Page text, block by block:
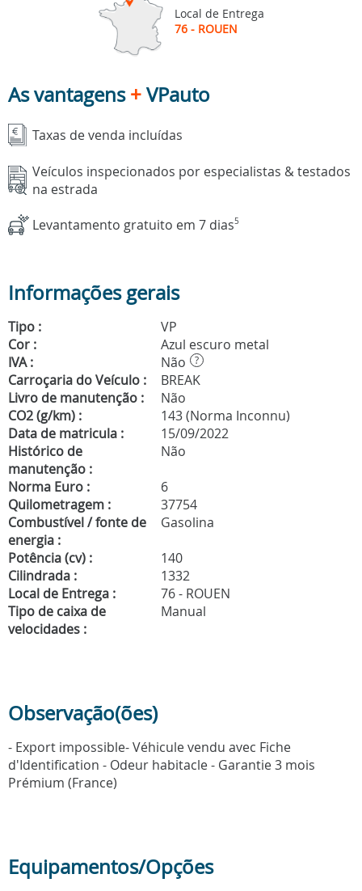
Local de Entrega
76 - ROUEN
As vantagens+VPauto
Taxas de venda incluídas
Veículos inspecionados por especialistas & testados
na estrada
Levantamento gratuito em 7 dias5
Informações gerais
Tipo :
VP
Cor :
Azul escuro metal
IVA :
Não ?
Carroçaria do Veículo :
BREAK
Livro de manutenção :
Não
CO2 (g/km) :
143 (Norma Inconnu)
Data de matricula :
15/09/2022
Histórico de
manutenção :
Não
Norma Euro :
6
Quilometragem :
37754
Combustível / fonte de
energia :
Gasolina
Potência (cv) :
140
Cilindrada :
1332
Local de Entrega :
76 - ROUEN
Tipo de caixa de
velocidades :
Manual
Observação(ões)
- Export impossible- Véhicule vendu avec Fiche
d'Identification - Odeur habitacle - Garantie 3 mois
Prémium (France)
Equipamentos/Opções